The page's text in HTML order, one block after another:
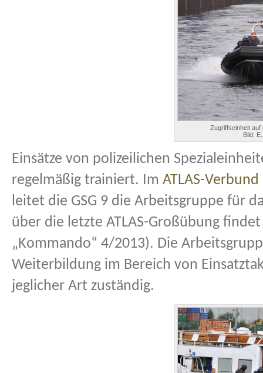
Zugriffseinheit auf
Bild:
Einsätze von polizeilichen
regelmäßig trainiert. Im ATLAS-Verbund
leitet die GSG 9 die Arbeitsgruppe für
über die letzte ATLAS-Großübung
„Kommando“ 4/2013). Die
Weiterbildung im Bereich von
jeglicher Art zuständig.